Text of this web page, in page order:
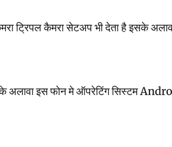
कैमरा सेटअप भी देता है इसके
इस फोन मे ऑपरेटिंग सिस्टम